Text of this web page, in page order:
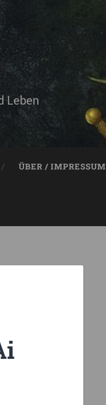
Leben
ÜBER / IMPRESSUM